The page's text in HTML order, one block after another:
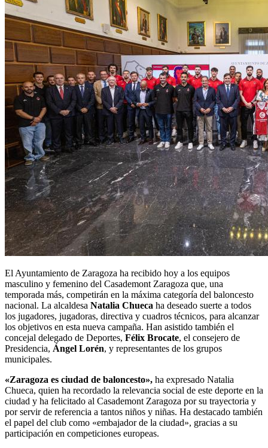
El Ayuntamiento de Zaragoza ha recibido hoy a los equipos
masculino y femenino del Casademont Zaragoza que, una
temporada más, competirán en la máxima categoría del baloncesto
nacional. La alcaldesa Natalia Chueca ha deseado suerte a todos
los jugadores, jugadoras, directiva y cuadros técnicos, para alcanzar
los objetivos en esta nueva campaña. Han asistido también el
concejal delegado de Deportes, Félix Brocate, el consejero de
Presidencia, Ángel Lorén, y representantes de los grupos
municipales.
«Zaragoza es ciudad de baloncesto», ha expresado Natalia
Chueca, quien ha recordado la relevancia social de este deporte en la
ciudad y ha felicitado al Casademont Zaragoza por su trayectoria y
por servir de referencia a tantos niños y niñas. Ha destacado también
el papel del club como «embajador de la ciudad», gracias a su
participación en competiciones europeas.